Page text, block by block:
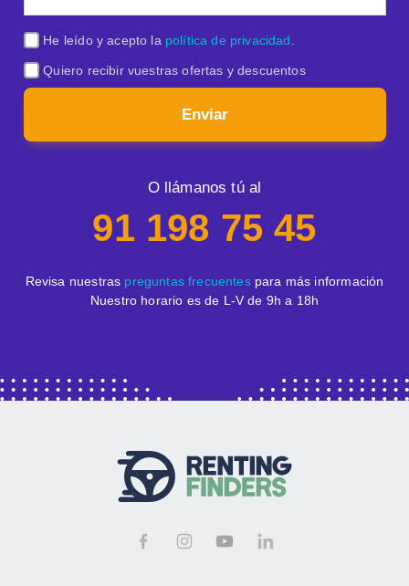
He leído y acepto la política de privacidad
Quiero recibir vuestras ofertas y descuentos
Enviar
O llámanos tú al
91 198 75 45
Revisa nuestras preguntas frecuentespara más información
Nuestro horario es de L-V de 9h a 18h